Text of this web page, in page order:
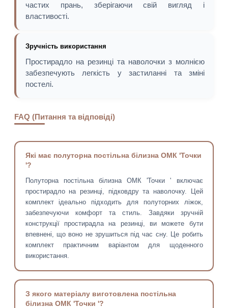
частих прань, зберігаючи свій вигляд і
властивості.
Зручність використання
Простирадло на резинці та наволочки з молнією
забезпечують легкість у застиланні та зміні
постелі.
FAQ (Питання та відповіді)
Які має полуторна постільна білизна ОМК 'Точки
'?
Полуторна постільна білизна ОМК 'Точки ' включає
простирадло на резинці, підковдру та наволочку. Цей
комплект ідеально підходить для полуторних ліжок,
забезпечуючи комфорт та стиль. Завдяки зручній
конструкції простирадла на резинці, ви можете бути
впевнені, що воно не зрушиться під час сну. Це робить
комплект практичним варіантом для щоденного
використання.
З якого матеріалу виготовлена постільна
білизна ОМК 'Точки '?